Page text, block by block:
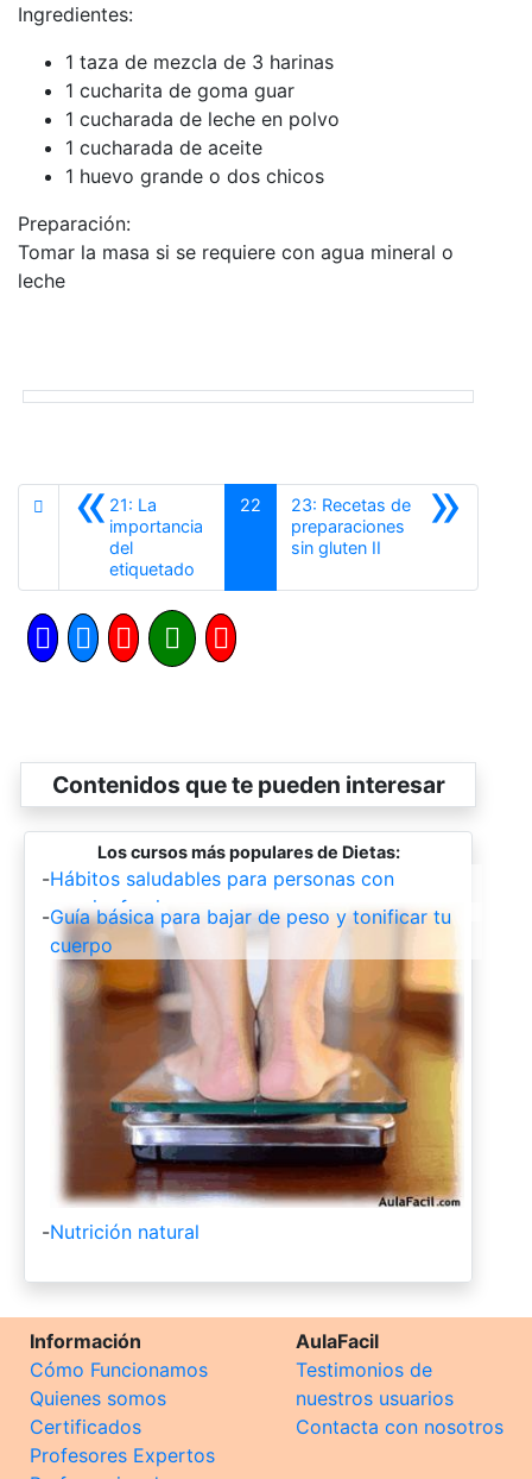
Ingredientes:
1 taza de mezcla de 3 harinas
1 cucharita de goma guar
1 cucharada de leche en polvo
1 cucharada de aceite
1 huevo grande o dos chicos
Preparación:
Tomar la masa si se requiere con agua mineral o
leche
«21: La
importancia
del
etiquetado
22 »
23: Recetas de
preparaciones
sin gluten II
Contenidos que te pueden interesar
Los cursos más populares de Dietas:
-Hábitos saludables para personas con
esquizofrenia.
-Guía básica para bajar de peso y tonificar tu
cuerpo
-Nutrición natural
Información
Cómo Funcionamos
Quienes somos
Certificados
Profesores Expertos
AulaFacil
Testimonios de
nuestros usuarios
Contacta con nosotros